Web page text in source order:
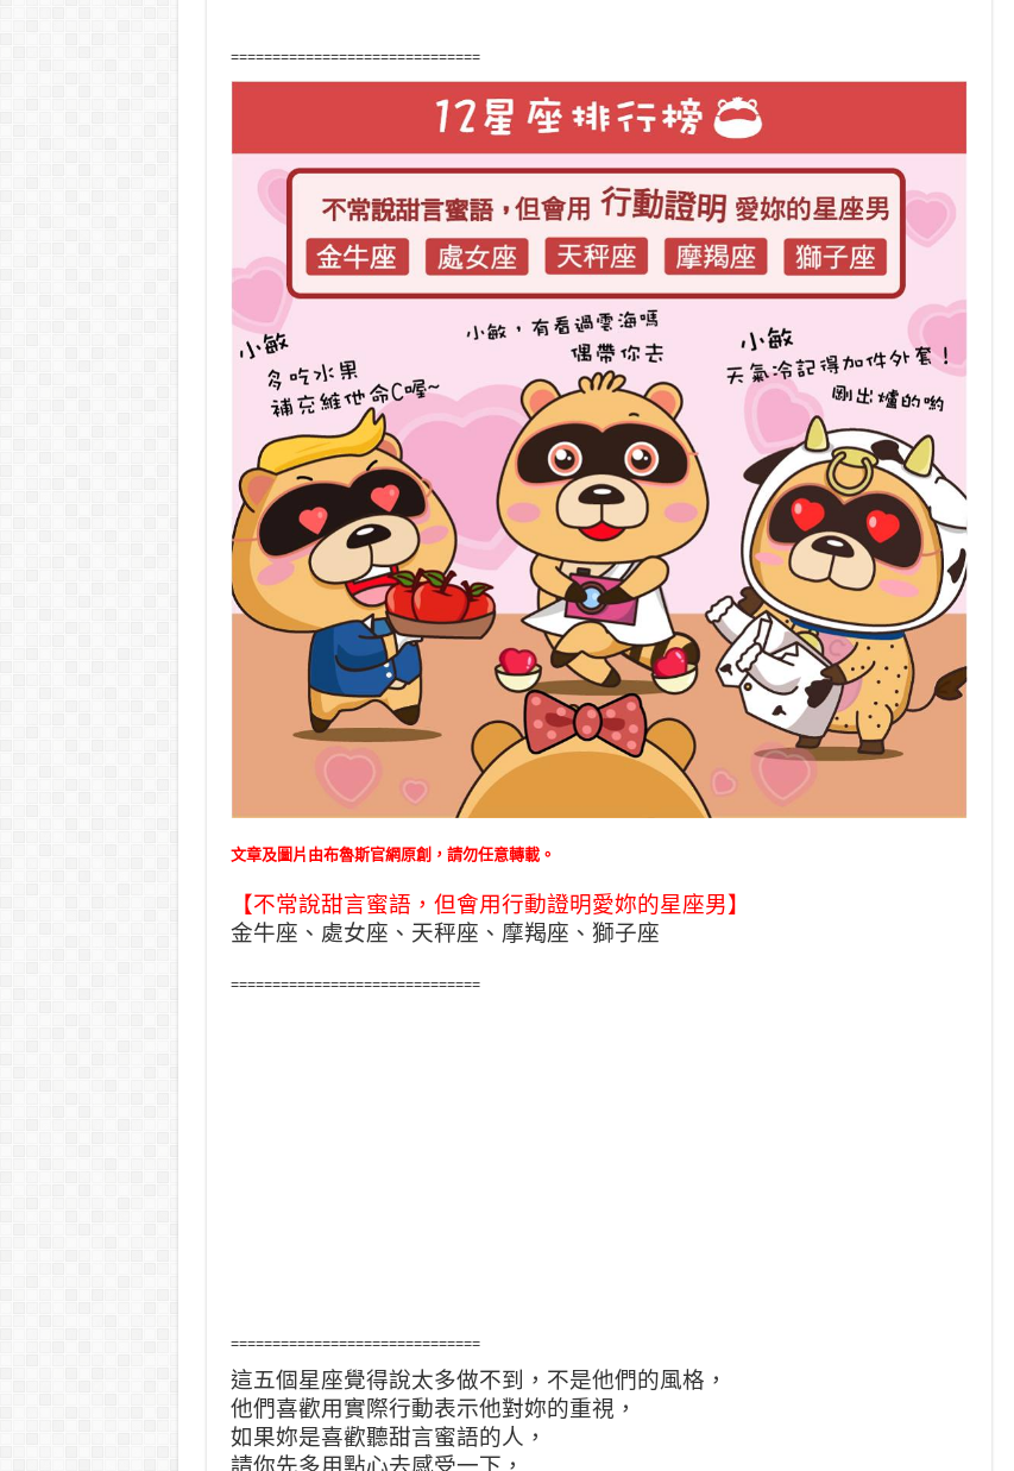
==============================
文章及圖片由布魯斯官網原創，請勿任意轉載。
【不常說甜言蜜語，但會用行動證明愛妳的星座男】
金牛座、處女座、天秤座、摩羯座、獅子座
==============================
==============================
這五個星座覺得說太多做不到，不是他們的風格，
他們喜歡用實際行動表示他對妳的重視，
如果妳是喜歡聽甜言蜜語的人，
請你先多用點心去感受一下，